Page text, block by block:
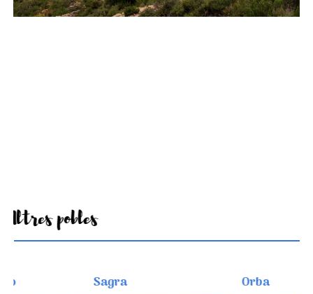
Altres pobles
Sagra Orba